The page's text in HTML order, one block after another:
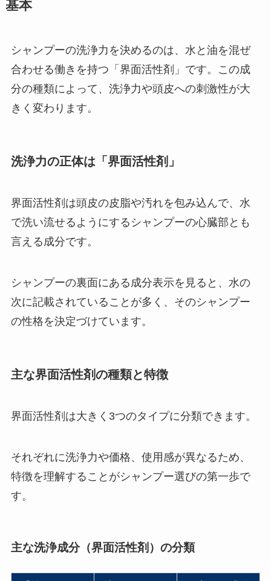
基本
シャンプーの洗浄力を決めるのは、水と油を混ぜ
合わせる働きを持つ「界面活性剤」です。この成
分の種類によって、洗浄力や頭皮への刺激性が大
きく変わります。
洗浄力の正体は「界面活性剤」
界面活性剤は頭皮の皮脂や汚れを包み込んで、水
で洗い流せるようにするシャンプーの心臓部とも
言える成分です。
シャンプーの裏面にある成分表示を見ると、水の
次に記載されていることが多く、そのシャンプー
の性格を決定づけています。
主な界面活性剤の種類と特徴
界面活性剤は大きく3つのタイプに分類できます。
それぞれに洗浄力や価格、使用感が異なるため、
特徴を理解することがシャンプー選びの第一歩で
す。
主な洗浄成分（界面活性剤）の分類